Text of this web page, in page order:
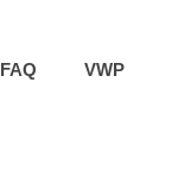
FAQ VWP